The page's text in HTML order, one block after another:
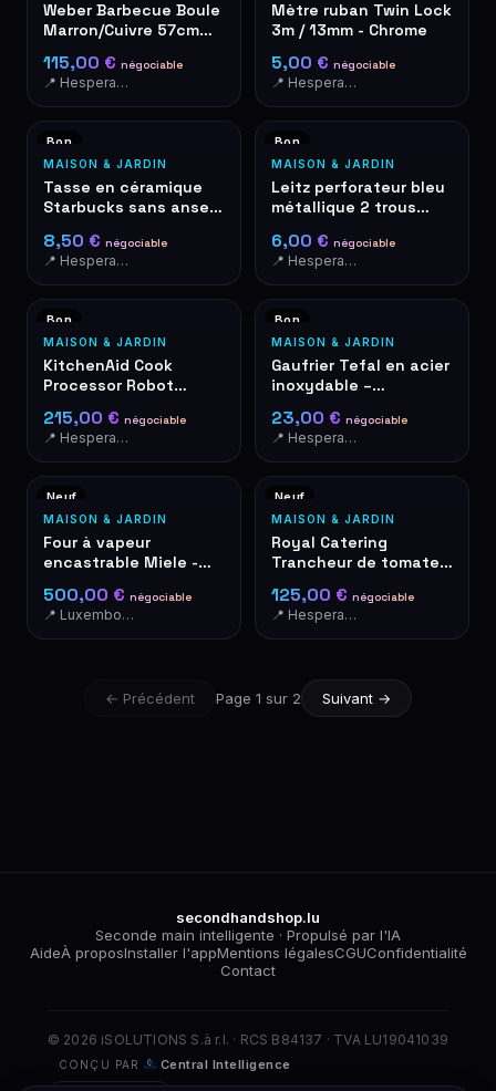
Weber Barbecue Boule
Marron/Cuivre 57cm
115,00 € négociable
📍 Hesperange
Mètre ruban Twin Lock
3m / 13mm - Chrome
5,00 € négociable
📍 Hesperange
Bon
MAISON & JARDIN
Tasse en céramique
Starbucks sans anse
8,50 € négociable
📍 Hesperange
Bon
MAISON & JARDIN
Leitz perforateur bleu
métallique 2 trous
papier
6,00 € négociable
📍 Hesperange
Bon
MAISON & JARDIN
KitchenAid Cook
Processor Robot
215,00 € négociable
📍 Hesperange
Bon
MAISON & JARDIN
Gaufrier Tefal en acier
inoxydable –
23,00 € négociable
📍 Hesperange
Neuf
MAISON & JARDIN
Four à vapeur
encastrable Miele -
500,00 € négociable
📍 Luxembourg
Neuf
MAISON & JARDIN
Royal Catering
Trancheur de tomates
125,00 € négociable
📍 Hesperange
← Précédent Page 1 sur 2 Suivant →
secondhandshop.lu
Seconde main intelligente · Propulsé par l'IA
AideÀ proposInstaller l'appMentions légalesCGUConfidentialité
Contact
© 2026 iSOLUTIONS S.à r.l. · RCS B84137 · TVA LU19041039
CONÇU PAR Central Intelligence